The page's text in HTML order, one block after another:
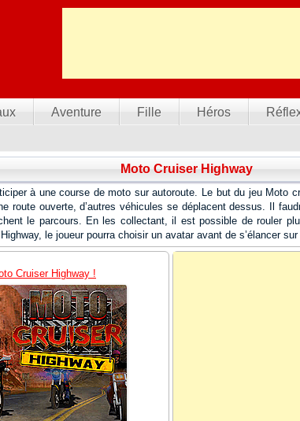
Aventure Fille Héros
Moto Cruiser Highway
à une course de moto sur autoroute. Le but du jeu Moto
route ouverte, d’autres véhicules se déplacent dessus. Il
le parcours. En les collectant, il est possible de rouler
le joueur pourra choisir un avatar avant de s’élancer
Cruiser Highway !